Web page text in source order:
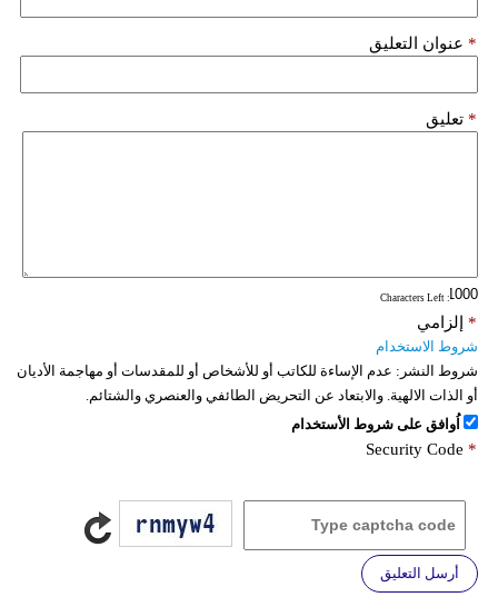
عنوان التعليق *
تعليق *
: Characters Left
إلزامي *
شروط الاستخدام
شروط النشر: عدم الإساءة للكاتب أو للأشخاص أو للمقدسات أو مهاجمة الأديان
أو الذات الالهية. والابتعاد عن التحريض الطائفي والعنصري والشتائم.
اُوافق على شروط الأستخدام
Security Code *
أرسل التعليق